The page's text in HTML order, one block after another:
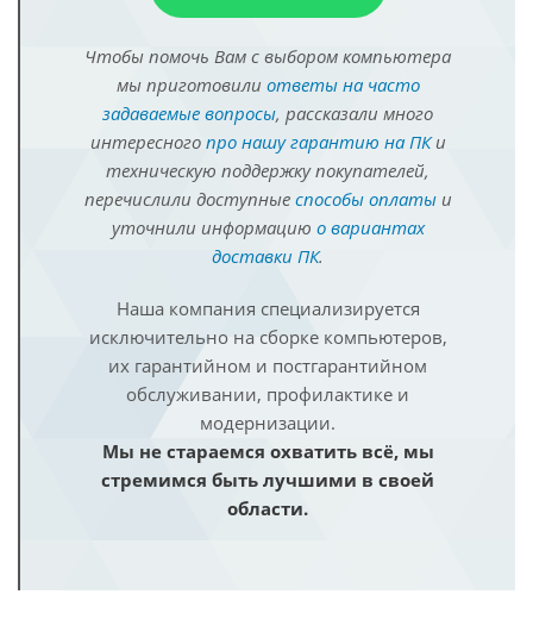
Чтобы помочь Вам с выбором компьютера
мы приготовили ответы на часто
задаваемые вопросы, рассказали много
интересного про нашу гарантию на ПКи
техническую поддержку покупателей,
перечислили доступные способы оплатыи
уточнили информацию о вариантах
доставки ПК.
Наша компания специализируется
исключительно на сборке компьютеров,
их гарантийном и постгарантийном
обслуживании, профилактике и
модернизации.
Мы не стараемся охватить всё, мы
стремимся быть лучшими в своей
области.